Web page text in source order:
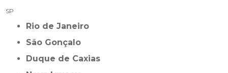
SP
Rio de Janeiro
São Gonçalo
Duque de Caxias